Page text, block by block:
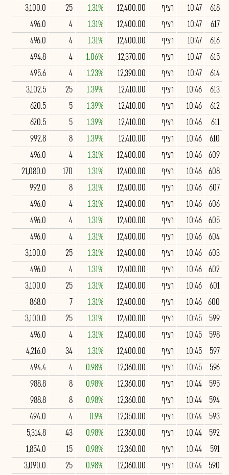
618
10:47 רציף 12,400.00
1.31%
25
3,100.0
617
10:47 רציף 12,400.00
1.31%
4
496.0
616
10:47 רציף 12,400.00
1.31%
4
496.0
615
10:47 רציף 12,370.00
1.06%
4
494.8
614
10:47 רציף 12,390.00
1.23%
4
495.6
613
10:46 רציף 12,410.00
1.39%
25
3,102.5
612
10:46 רציף 12,410.00
1.39%
5
620.5
611
10:46 רציף 12,410.00
1.39%
5
620.5
610
10:46 רציף 12,410.00
1.39%
8
992.8
609
10:46 רציף 12,400.00
1.31%
4
496.0
608
10:46 רציף 12,400.00
1.31%
170
21,080.0
607
10:46 רציף 12,400.00
1.31%
8
992.0
606
10:46 רציף 12,400.00
1.31%
4
496.0
605
10:46 רציף 12,400.00
1.31%
4
496.0
604
10:46 רציף 12,400.00
1.31%
4
496.0
603
10:46 רציף 12,400.00
1.31%
25
3,100.0
602
10:46 רציף 12,400.00
1.31%
4
496.0
601
10:46 רציף 12,400.00
1.31%
25
3,100.0
600
10:46 רציף 12,400.00
1.31%
7
868.0
599
10:45 רציף 12,400.00
1.31%
25
3,100.0
598
10:45 רציף 12,400.00
1.31%
4
496.0
597
10:45 רציף 12,400.00
1.31%
34
4,216.0
596
10:45 רציף 12,360.00
0.98%
4
494.4
595
10:44 רציף 12,360.00
0.98%
8
988.8
594
10:44 רציף 12,360.00
0.98%
8
988.8
593
10:44 רציף 12,350.00
0.9%
4
494.0
592
10:44 רציף 12,360.00
0.98%
43
5,314.8
591
10:44 רציף 12,360.00
0.98%
15
1,854.0
590
10:44 רציף 12,360.00
0.98%
25
3,090.0